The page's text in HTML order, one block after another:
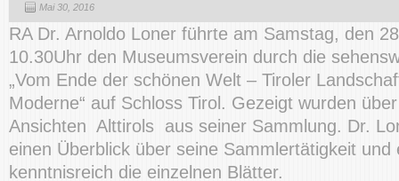
Mai 30, 2016
RA Dr. Arnoldo Loner führte am Samstag, den
10.30Uhr den Museumsverein durch die
„Vom Ende der schönen Welt – Tiroler
Moderne“ auf Schloss Tirol. Gezeigt wurden
Ansichten Alttirols aus seiner Sammlung. Dr.
einen Überblick über seine Sammlertätigkeit und
kenntnisreich die einzelnen Blätter.